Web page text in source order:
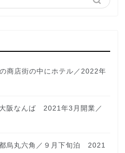
商店街の中にホテル／2022年
阪なんば 2021年3月開業／
烏丸六角／９月下旬泊 2021